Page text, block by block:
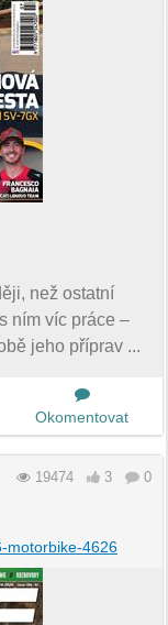
než ostatní
ním víc práce –
jeho příprav ...
Okomentovat
19474 3 0
motorbike-4626